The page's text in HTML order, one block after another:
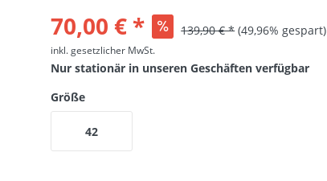
70,00 € * 139,90 € * (49,96% gespart)
inkl. gesetzlicher MwSt.
Nur stationär in unseren Geschäften verfügbar
Größe
42